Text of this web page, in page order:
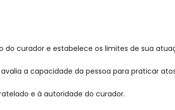
curador e estabelece os limites de sua
a capacidade da pessoa para praticar
e à autoridade do curador.